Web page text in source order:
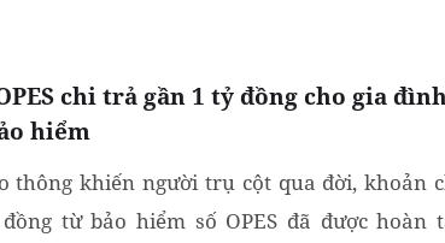
chi trả gần 1 tỷ đồng cho gia
hiểm
thông khiến người trụ cột qua đời, khoản
từ bảo hiểm số OPES đã được hoàn